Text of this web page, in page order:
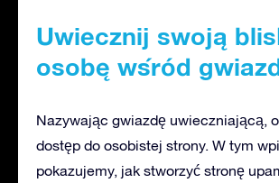
Uwiecznij swoją
osobę wśród
Nazywając gwiazdę uwieczniającą,
dostęp do osobistej strony. W tym
pokazujemy, jak stworzyć stronę